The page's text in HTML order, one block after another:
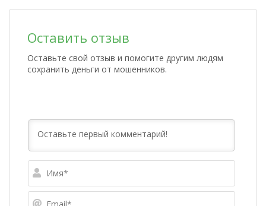
Оставить отзыв
Оставьте свой отзыв и помогите другим людям
сохранить деньги от мошенников.